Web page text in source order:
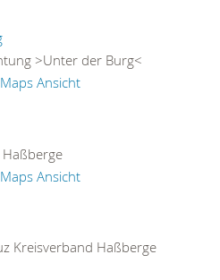
>Unter der Burg<
Ansicht
Ansicht
Kreisverband Haßberge